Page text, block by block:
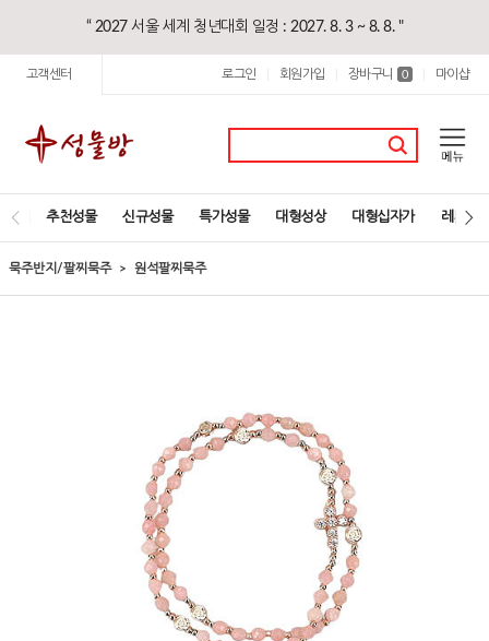
“ 2027 서울 세계 청년대회 일정 : 2027. 8. 3 ~ 8. 8. "
고객센터 로그인 회원가입 장바구니 0 마이샵
추천성물 신규성물 특가성물 대형성상 대형십자가 레지오
묵주반지/팔찌묵주 원석팔찌묵주